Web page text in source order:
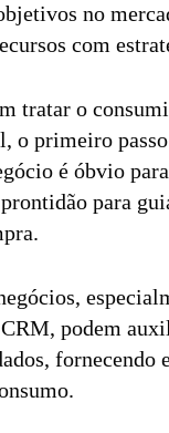
no
com
tratar o
o primeiro
é óbvio
para
podem
fornecendo